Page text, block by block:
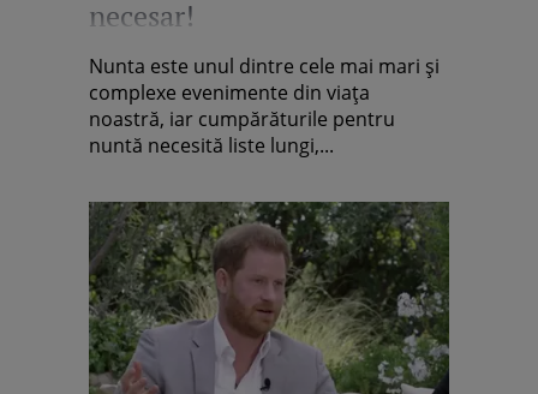
necesar!
Nunta este unul dintre cele mai mari și
complexe evenimente din viața
noastră, iar cumpărăturile pentru
nuntă necesită liste lungi,...